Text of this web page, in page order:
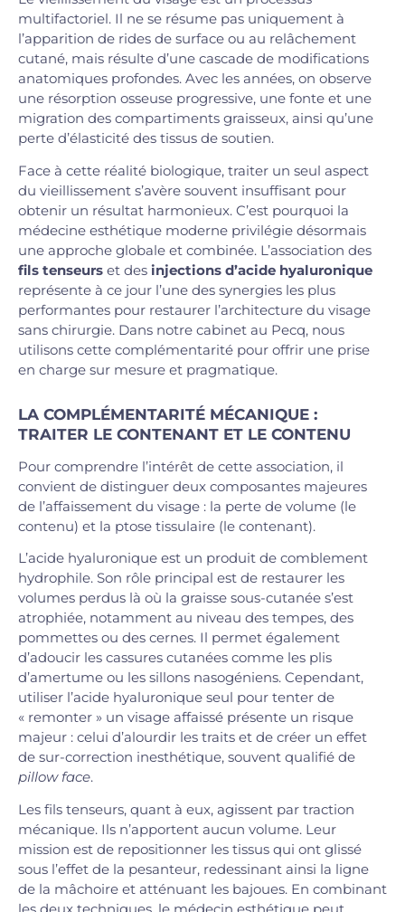
multifactoriel. Il ne se résume pas uniquement à
l’apparition de rides de surface ou au relâchement
cutané, mais résulte d’une cascade de modifications
anatomiques profondes. Avec les années, on observe
une résorption osseuse progressive, une fonte et une
migration des compartiments graisseux, ainsi qu’une
perte d’élasticité des tissus de soutien.
Face à cette réalité biologique, traiter un seul aspect
du vieillissement s’avère souvent insuffisant pour
obtenir un résultat harmonieux. C’est pourquoi la
médecine esthétique moderne privilégie désormais
une approche globale et combinée. L’association des
fils tenseurs et des injections d’acide hyaluronique
représente à ce jour l’une des synergies les plus
performantes pour restaurer l’architecture du visage
sans chirurgie. Dans notre cabinet au Pecq, nous
utilisons cette complémentarité pour offrir une prise
en charge sur mesure et pragmatique.
LA COMPLÉMENTARITÉ MÉCANIQUE :
TRAITER LE CONTENANT ET LE CONTENU
Pour comprendre l’intérêt de cette association, il
convient de distinguer deux composantes majeures
de l’affaissement du visage : la perte de volume (le
contenu) et la ptose tissulaire (le contenant).
L’acide hyaluronique est un produit de comblement
hydrophile. Son rôle principal est de restaurer les
volumes perdus là où la graisse sous-cutanée s’est
atrophiée, notamment au niveau des tempes, des
pommettes ou des cernes. Il permet également
d’adoucir les cassures cutanées comme les plis
d’amertume ou les sillons nasogéniens. Cependant,
utiliser l’acide hyaluronique seul pour tenter de
« remonter » un visage affaissé présente un risque
majeur : celui d’alourdir les traits et de créer un effet
de sur-correction inesthétique, souvent qualifié de
pillow face.
Les fils tenseurs, quant à eux, agissent par traction
mécanique. Ils n’apportent aucun volume. Leur
mission est de repositionner les tissus qui ont glissé
sous l’effet de la pesanteur, redessinant ainsi la ligne
de la mâchoire et atténuant les bajoues. En combinant